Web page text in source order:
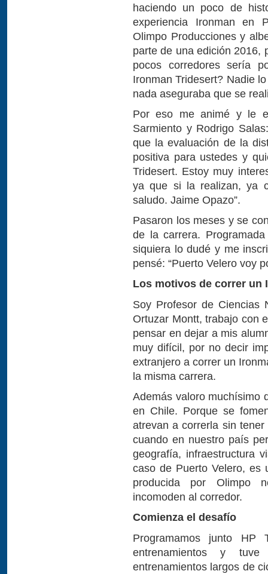
haciendo un poco de
experiencia Ironman en
Olimpo Producciones y
parte de una edición 2016,
pocos corredores sería
Ironman Tridesert? Nadie
nada aseguraba que se
Por eso me animé y le
Sarmiento y Rodrigo
que la evaluación de la
positiva para ustedes y
Tridesert. Estoy muy
ya que si la realizan, ya
saludo. Jaime Opazo”.
Pasaron los meses y se
de la carrera.
siquiera lo dudé y me
pensé: “Puerto Velero voy
Los motivos de correr un
Soy Profesor de Ciencias
Ortuzar Montt, trabajo con
pensar en dejar a mis
muy difícil, por no decir
extranjero a correr un
la misma carrera.
Además valoro muchísimo
en Chile. Porque se
atrevan a correrla sin
cuando en nuestro país
geografía, infraestructura
caso de Puerto Velero, es
producida por Olimpo
incomoden al corredor.
Comienza el desafío
Programamos junto
entrenamientos y
entrenamientos largos de